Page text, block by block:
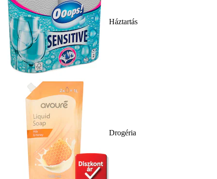
Háztartás
Drogéria